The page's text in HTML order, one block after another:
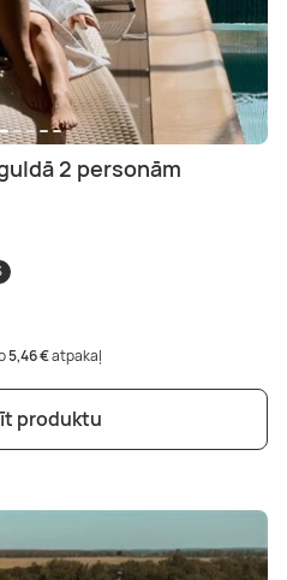
2 personām
5,46 €atpakaļ
produktu